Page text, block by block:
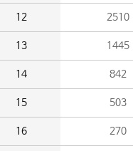
12 2510
13 1445
14 842
15 503
16 270